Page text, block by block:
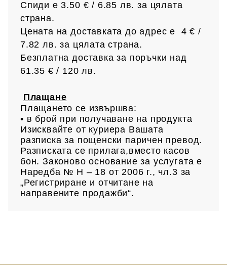
Спиди е 3.50 € / 6.85 лв.за цялата
страна.
Цената на доставката до адрес е 4 € /
7.82 лв.за цялата страна.
Безплатна доставка за поръчки над
61.35 € / 120 лв.
Плащане
Плащането се извършва:
• в брой при получаване на продукта
Изисквайте от куриера Вашата
разписка за пощенски паричен превод.
Разписката се прилага,вместо касов
бон. Законово основание за услугата е
Наредба № Н – 18 от 2006 г., чл.3 за
„Регистриране и отчитане на
направените продажби“.